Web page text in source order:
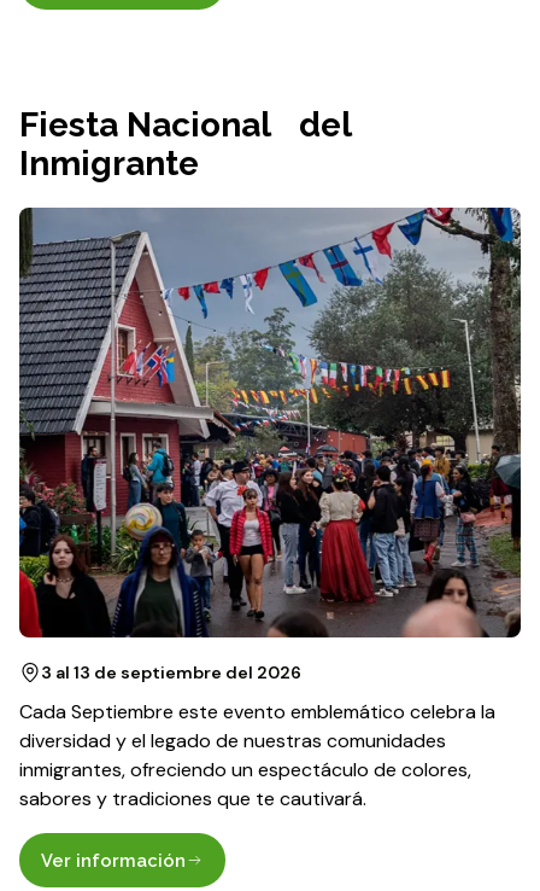
Fiesta Nacional del
Inmigrante
3 al 13 de septiembre del 2026
Cada Septiembre este evento emblemático celebra la
diversidad y el legado de nuestras comunidades
inmigrantes, ofreciendo un espectáculo de colores,
sabores y tradiciones que te cautivará.
Ver información